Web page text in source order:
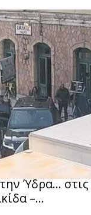
Ύδρα…
–...